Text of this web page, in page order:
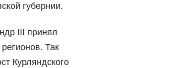
губернии.
III принял
Так
Курляндского